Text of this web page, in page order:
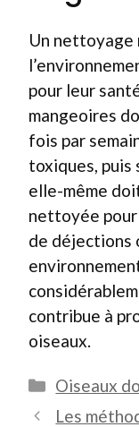
Un nettoyage
pour leur
mangeoires
fois par
toxiques, puis
elle-même
nettoyée
de déjections
contribue à
oiseaux.
Catégories
Oiseaux
Les